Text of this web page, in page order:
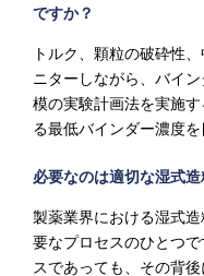
ですか？
トルク、顆粒の破砕性
ニターしながら、バイ
模の実験計画法を実施
る最低バインダー濃度
必要なのは適切な湿式
製薬業界における湿式
要なプロセスのひとつ
スであっても、その背